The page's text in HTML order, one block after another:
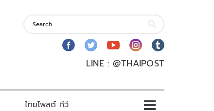
LINE : @THAIPOST
ไทยโพสต์ ทีวี